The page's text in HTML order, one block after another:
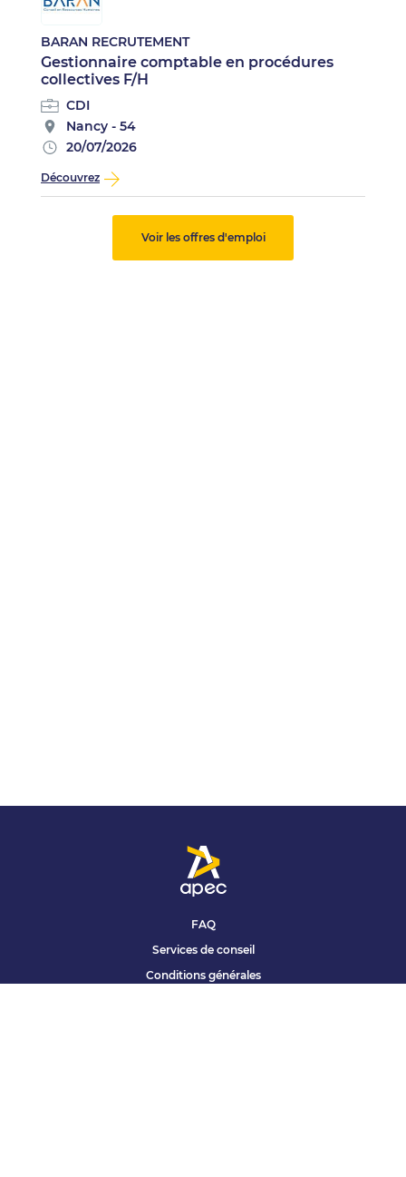
BARAN RECRUTEMENT
Gestionnaire comptable en procédures
collectives F/H
CDI
Nancy - 54
20/07/2026
Découvrez
Voir les offres d'emploi
FAQ
Services de conseil
Conditions générales